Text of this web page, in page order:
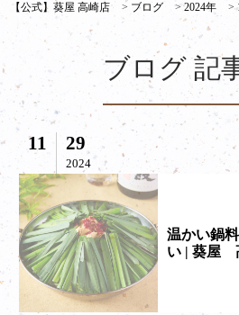
【公式】葵屋 高崎店 > ブログ >2024年 >
ブログ 記
11 29
2024
温かい鍋
い | 葵屋